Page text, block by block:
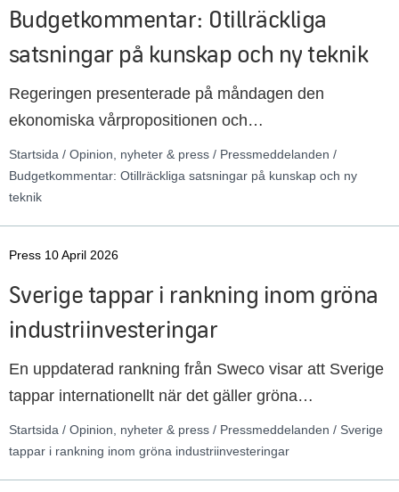
Budgetkommentar: Otillräckliga
satsningar på kunskap och ny teknik
Regeringen presenterade på måndagen den
ekonomiska vårpropositionen och
vårändringsbudgeten för 2026. Sveriges Ingenjörer
välkomnar ansatsen att öka antalet civilingenjörer,
bland annat genom satsningar på ökad
genomströmning på ingenjörsutbildningarna.
Samtidigt anser Sveriges Ingenjörer att vårbudgeten
teknikkompetens i världsklass.
Startsida / Opinion, nyheter & press / Pressmeddelanden /
Budgetkommentar: Otillräckliga satsningar på kunskap och ny
teknik
Press 10 April 2026
Sverige tappar i rankning inom gröna
industriinvesteringar
En uppdaterad rankning från Sweco visar att Sverige
tappar internationellt när det gäller gröna
industriinvesteringar samtidigt som den gröna
omställningen ökar i betydelse för framtida svenska
industrijobb. Nu måste Sverige satsa inom
Startsida / Opinion, nyheter & press / Pressmeddelanden / Sverige
tappar i rankning inom gröna industriinvesteringar